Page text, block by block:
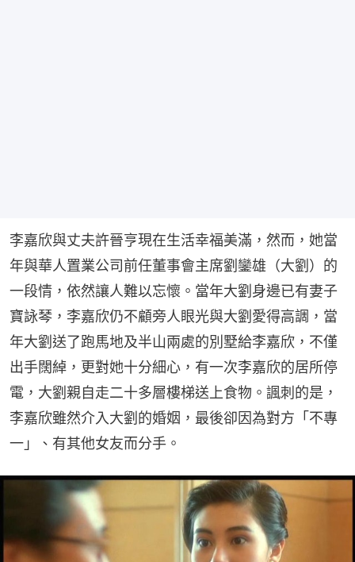
李嘉欣與丈夫許晉亨現在生活幸福美滿，然而，她當
年與華人置業公司前任董事會主席劉鑾雄（大劉）的
一段情，依然讓人難以忘懷。當年大劉身邊已有妻子
寶詠琴，李嘉欣仍不顧旁人眼光與大劉愛得高調，當
年大劉送了跑馬地及半山兩處的別墅給李嘉欣，不僅
出手闊綽，更對她十分細心，有一次李嘉欣的居所停
電，大劉親自走二十多層樓梯送上食物。諷刺的是，
李嘉欣雖然介入大劉的婚姻，最後卻因為對方「不專
一」、有其他女友而分手。